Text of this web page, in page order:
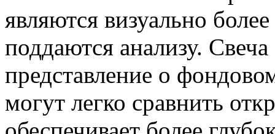
являются визуально
поддаются анализу.
представление о
могут легко сравнить